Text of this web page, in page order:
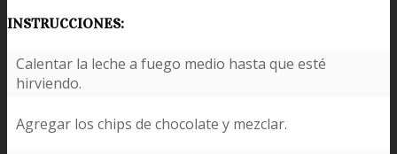
INSTRUCCIONES:
Calentar la leche a fuego medio hasta que esté
hirviendo.
Agregar los chips de chocolate y mezclar.